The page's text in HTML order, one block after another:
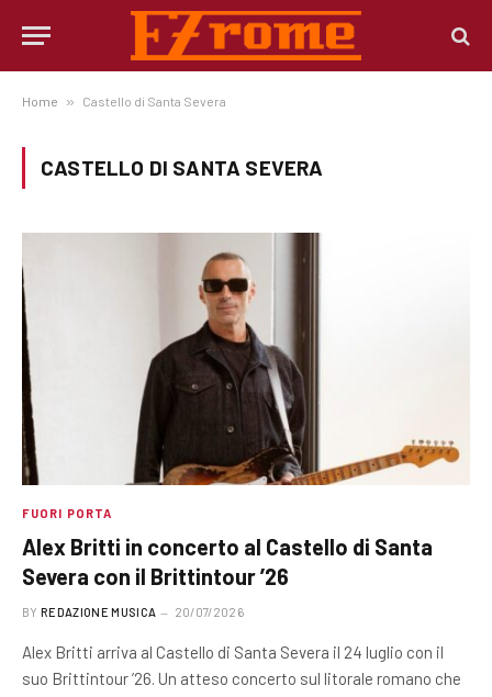
Home » Castello di Santa Severa
CASTELLO DI SANTA SEVERA
FUORI PORTA
Alex Britti in concerto al Castello di Santa
Severa con il Brittintour ’26
BY REDAZIONE MUSICA 20/07/2026
Alex Britti arriva al Castello di Santa Severa il 24 luglio con il
suo Brittintour ’26. Un atteso concerto sul litorale romano che